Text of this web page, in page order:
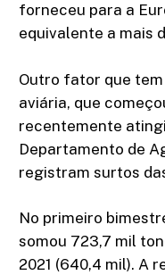
forneceu para a
equivalente a mais
Outro fator que
aviária, que
recentemente
Departamento de
registram surtos
No primeiro
somou 723,7 mil
2021 (640,4 mil). A